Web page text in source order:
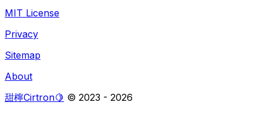
MIT License
Privacy
Sitemap
About
甜檸Cirtron🍋 © 2023 - 2026